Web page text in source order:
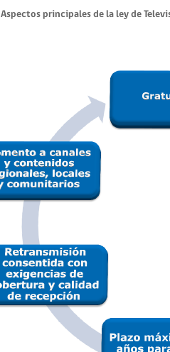
Aspectos principales de la ley de